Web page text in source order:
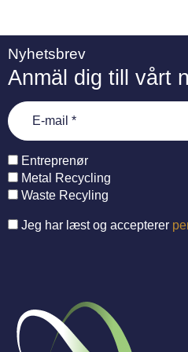
Nyhetsbrev
Anmäl dig till vårt
Entreprenør
Metal Recycling
Waste Recyling
Jeg har læst og accepterer